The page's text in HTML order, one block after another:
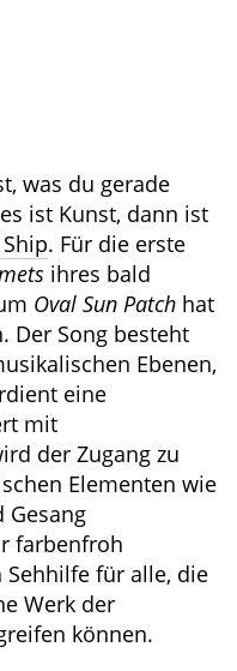
was du gerade
ist Kunst, dann ist
. Für die erste
ihres bald
Oval Sun Patch hat
Der Song besteht
Ebenen,
eine
mit
der Zugang zu
Elementen wie
Gesang
farbenfroh
Sehhilfe für alle, die
Werk der
können.